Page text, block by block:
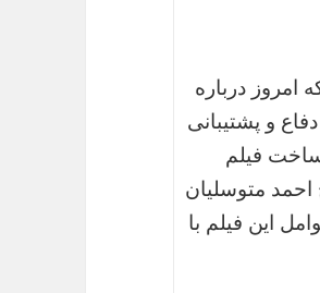
امروز درباره
و پشتیبانی
فیلم
متوسلیان
این فیلم با